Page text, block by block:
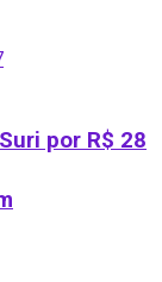
por R$ 28